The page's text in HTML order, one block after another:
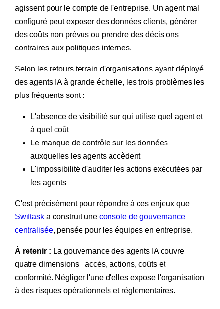
agissent pour le compte de l'entreprise. Un agent mal
configuré peut exposer des données clients, générer
des coûts non prévus ou prendre des décisions
contraires aux politiques internes.
Selon les retours terrain d'organisations ayant déployé
des agents IA à grande échelle, les trois problèmes les
plus fréquents sont :
L'absence de visibilité sur qui utilise quel agent et
à quel coût
Le manque de contrôle sur les données
auxquelles les agents accèdent
L'impossibilité d'auditer les actions exécutées par
les agents
C'est précisément pour répondre à ces enjeux que
Swiftask a construit une console de gouvernance
centralisée, pensée pour les équipes en entreprise.
À retenir : La gouvernance des agents IA couvre
quatre dimensions : accès, actions, coûts et
conformité. Négliger l'une d'elles expose l'organisation
à des risques opérationnels et réglementaires.